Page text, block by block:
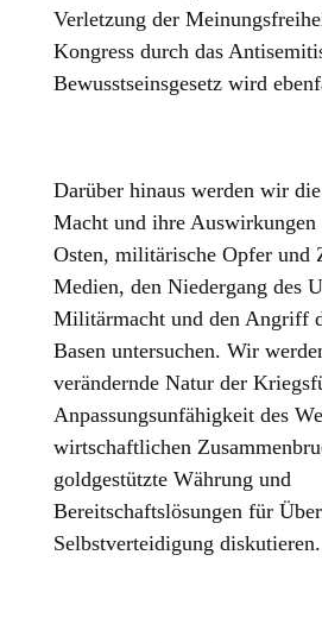
Verletzung der
Kongress durch das
Bewusstseinsgesetz wird
Darüber hinaus werden wir
Macht und ihre Auswirkungen
Osten, militärische Opfer und
Medien, den Niedergang des
Militärmacht und den Angriff
Basen untersuchen. Wir
verändernde Natur der
Anpassungsunfähigkeit des
wirtschaftlichen
goldgestützte Währung und
Bereitschaftslösungen für
Selbstverteidigung diskutieren.